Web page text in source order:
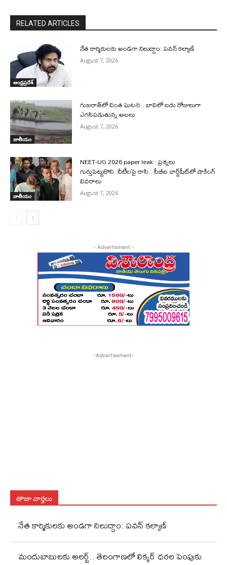
RELATED ARTICLES
ఆంధ్రప్రదేశ్
నేత కార్మికులకు అండగా నిలుద్దాం: పవన్ కల్యాణ్
August 7, 2026
జాతీయం
గుజరాత్‌లో వింత ఘటన.. బావిలో ఐదు రోజులుగా
ఎగసిపడుతున్న అలలు
August 7, 2026
జాతీయం
NEET-UG 2026 paper leak : ప్రశ్నలు
గుర్తుపెట్టుకొని..చీటీలపై రాసి.. సీబీఐ ఛార్జ్‌షీట్‌లో షాకింగ్‌
వివరాలు
August 7, 2026
- Advertisment -
-Advertisement-
తాజా వార్తలు
నేత కార్మికులకు అండగా నిలుద్దాం: పవన్ కల్యాణ్
మందుబాబులకు అలర్ట్.. తెలంగాణలో లిక్కర్ ధరల పెంపుకు